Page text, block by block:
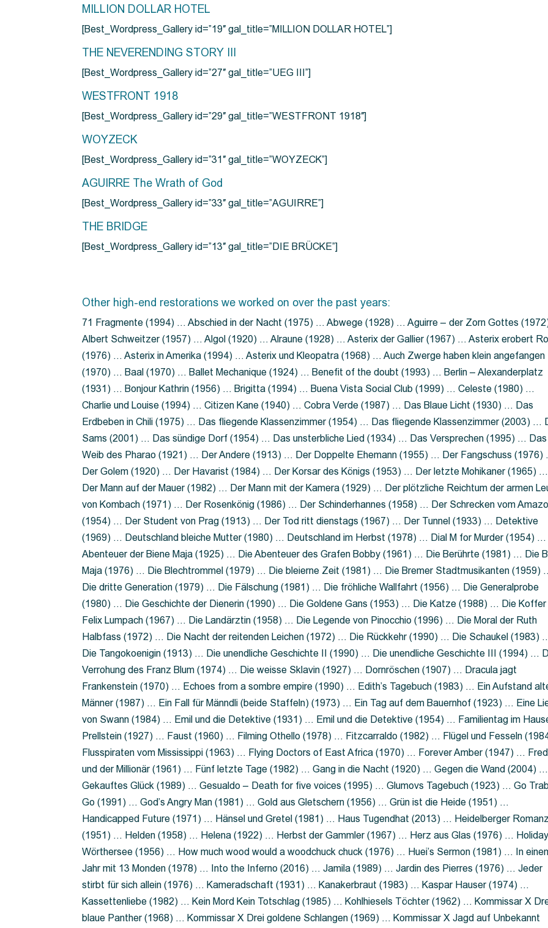
MILLION DOLLAR HOTEL
[Best_Wordpress_Gallery id=”19″ gal_title=”MILLION DOLLAR HOTEL”]
THE NEVERENDING STORY III
[Best_Wordpress_Gallery id=”27″ gal_title=”UEG III”]
WESTFRONT 1918
[Best_Wordpress_Gallery id=”29″ gal_title=”WESTFRONT 1918″]
WOYZECK
[Best_Wordpress_Gallery id=”31″ gal_title=”WOYZECK”]
AGUIRRE The Wrath of God
[Best_Wordpress_Gallery id=”33″ gal_title=”AGUIRRE”]
THE BRIDGE
[Best_Wordpress_Gallery id=”13″ gal_title=”DIE BRÜCKE”]
Other high-end restorations we worked on over the past years:
71 Fragmente (1994) … Abschied in der Nacht (1975) … Abwege (1928) … Aguirre – der Zorn Gottes
Albert Schweitzer (1957) … Algol (1920) … Alraune (1928) … Asterix der Gallier (1967) … Asterix erobert
(1976) … Asterix in Amerika (1994) … Asterix und Kleopatra (1968) … Auch Zwerge haben klein angefangen
(1970) … Baal (1970) … Ballet Mechanique (1924) … Benefit of the doubt (1993) … Berlin – Alexanderplatz
(1931) … Bonjour Kathrin (1956) … Brigitta (1994) … Buena Vista Social Club (1999) … Celeste (1980) …
Charlie und Louise (1994) … Citizen Kane (1940) … Cobra Verde (1987) … Das Blaue Licht (1930) … Das
Erdbeben in Chili (1975) … Das fliegende Klassenzimmer (1954) … Das fliegende Klassenzimmer (2003) …
Sams (2001) … Das sündige Dorf (1954) … Das unsterbliche Lied (1934) … Das Versprechen (1995) … Das
Weib des Pharao (1921) … Der Andere (1913) … Der Doppelte Ehemann (1955) … Der Fangschuss (1976)
Der Golem (1920) … Der Havarist (1984) … Der Korsar des Königs (1953) … Der letzte Mohikaner (1965) …
Der Mann auf der Mauer (1982) … Der Mann mit der Kamera (1929) … Der plötzliche Reichtum der armen
von Kombach (1971) … Der Rosenkönig (1986) … Der Schinderhannes (1958) … Der Schrecken vom
(1954) … Der Student von Prag (1913) … Der Tod ritt dienstags (1967) … Der Tunnel (1933) … Detektive
(1969) … Deutschland bleiche Mutter (1980) … Deutschland im Herbst (1978) … Dial M for Murder (1954) …
Abenteuer der Biene Maja (1925) … Die Abenteuer des Grafen Bobby (1961) … Die Berührte (1981) … Die
Maja (1976) … Die Blechtrommel (1979) … Die bleierne Zeit (1981) … Die Bremer Stadtmusikanten (1959)
Die dritte Generation (1979) … Die Fälschung (1981) … Die fröhliche Wallfahrt (1956) … Die Generalprobe
(1980) … Die Geschichte der Dienerin (1990) … Die Goldene Gans (1953) … Die Katze (1988) … Die Koffer
Felix Lumpach (1967) … Die Landärztin (1958) … Die Legende von Pinocchio (1996) … Die Moral der Ruth
Halbfass (1972) … Die Nacht der reitenden Leichen (1972) … Die Rückkehr (1990) … Die Schaukel (1983)
Die Tangokoenigin (1913) … Die unendliche Geschichte II (1990) … Die unendliche Geschichte III (1994) …
Verrohung des Franz Blum (1974) … Die weisse Sklavin (1927) … Dornröschen (1907) … Dracula jagt
Frankenstein (1970) … Echoes from a sombre empire (1990) … Edith’s Tagebuch (1983) … Ein Aufstand
Männer (1987) … Ein Fall für Männdli (beide Staffeln) (1973) … Ein Tag auf dem Bauernhof (1923) … Eine
von Swann (1984) … Emil und die Detektive (1931) … Emil und die Detektive (1954) … Familientag im
Prellstein (1927) … Faust (1960) … Filming Othello (1978) … Fitzcarraldo (1982) … Flügel und Fesseln
Flusspiraten vom Mississippi (1963) … Flying Doctors of East Africa (1970) … Forever Amber (1947) …
und der Millionär (1961) … Fünf letzte Tage (1982) … Gang in die Nacht (1920) … Gegen die Wand (2004) …
Gekauftes Glück (1989) … Gesualdo – Death for five voices (1995) … Glumovs Tagebuch (1923) … Go
Go (1991) … God’s Angry Man (1981) … Gold aus Gletschern (1956) … Grün ist die Heide (1951) …
Handicapped Future (1971) … Hänsel und Gretel (1981) … Haus Tugendhat (2013) … Heidelberger
(1951) … Helden (1958) … Helena (1922) … Herbst der Gammler (1967) … Herz aus Glas (1976) …
Wörthersee (1956) … How much wood would a woodchuck chuck (1976) … Huei’s Sermon (1981) … In
Jahr mit 13 Monden (1978) … Into the Inferno (2016) … Jamila (1989) … Jardin des Pierres (1976) … Jeder
stirbt für sich allein (1976) … Kameradschaft (1931) … Kanakerbraut (1983) … Kaspar Hauser (1974) …
Kassettenliebe (1982) … Kein Mord Kein Totschlag (1985) … Kohlhiesels Töchter (1962) … Kommissar X
blaue Panther (1968) … Kommissar X Drei goldene Schlangen (1969) … Kommissar X Jagd auf Unbekannt